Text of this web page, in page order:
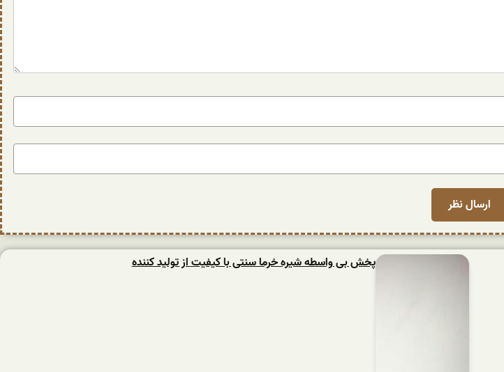
پخش بی واسطه شیره خرما سنتی با کیفیت از تولید کننده